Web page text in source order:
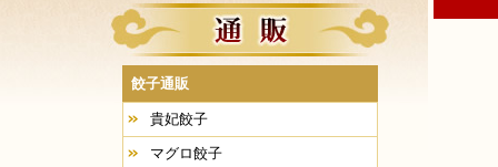
餃子通販
貴妃餃子
マグロ餃子